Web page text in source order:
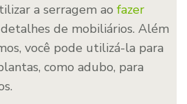
a serragem ao fazer
de mobiliários. Além
você pode utilizá-la para
como adubo, para